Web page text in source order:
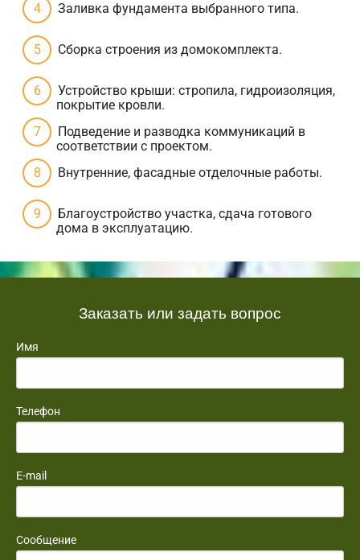
Заливка фундамента выбранного типа.
Сборка строения из домокомплекта.
Устройство крыши: стропила, гидроизоляция,
покрытие кровли.
Подведение и разводка коммуникаций в
соответствии с проектом.
Внутренние, фасадные отделочные работы.
Благоустройство участка, сдача готового
дома в эксплуатацию.
Заказать или задать вопрос
Имя
Телефон
E-mail
Сообщение